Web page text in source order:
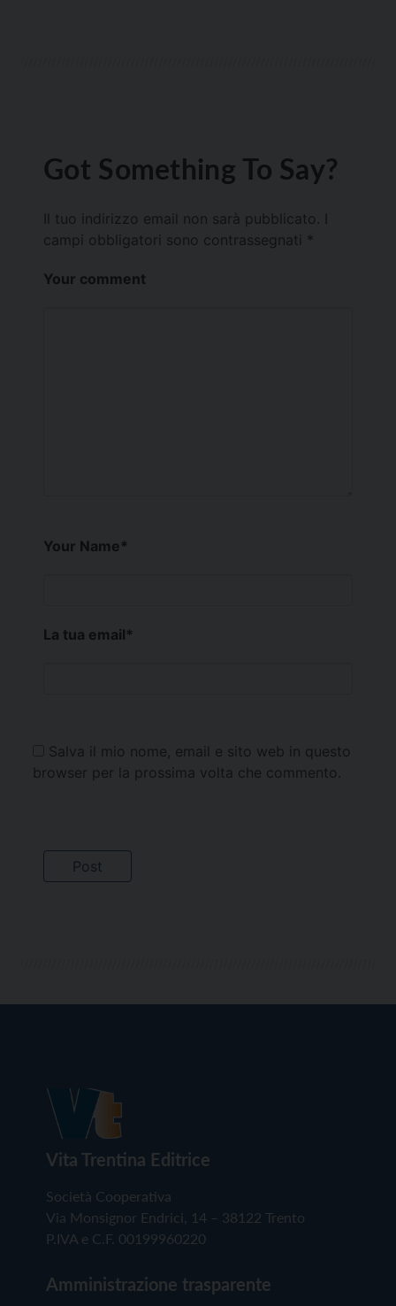
Got Something To Say?
Il tuo indirizzo email non sarà pubblicato.
campi obbligatori sono contrassegnati *
Your comment
Your Name*
La tua email*
Salva il mio nome, email e sito web in questo
browser per la prossima volta che commento.
Vita Trentina Editrice
Società Cooperativa
Via Monsignor Endrici, 14 – 38122 Trento
P.IVA e C.F. 00199960220
Amministrazione trasparente